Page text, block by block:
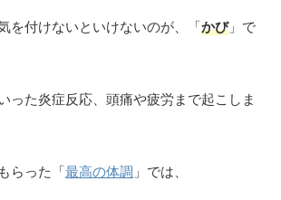
を付けないといけないのが、「かび」で
った炎症反応、頭痛や疲労まで起こしま
らった「最高の体調 」では、